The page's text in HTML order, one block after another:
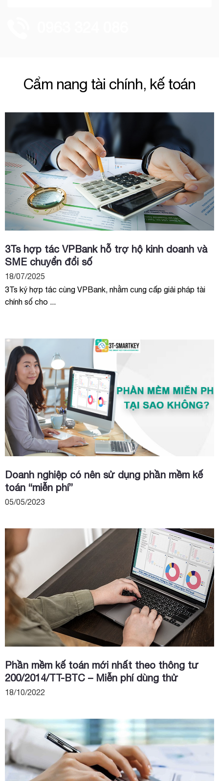
Cẩm nang tài chính, kế toán
3Ts hợp tác VPBank hỗ trợ hộ kinh doanh và
SME chuyển đổi số
18/07/2025
3Ts ký hợp tác cùng VPBank, nhằm cung cấp giải pháp tài
chính số cho ...
Doanh nghiệp có nên sử dụng phần mềm kế
toán “miễn phí”
05/05/2023
Phần mềm kế toán mới nhất theo thông tư
200/2014/TT-BTC – Miễn phí dùng thử
18/10/2022